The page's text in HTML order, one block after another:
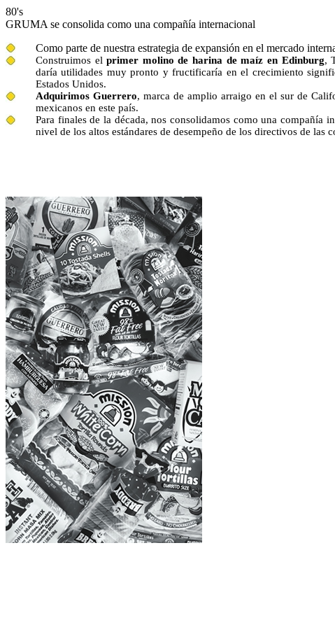
80's
GRUMA se consolida como una compañía internacional
Como parte de nuestra estrategia de expansión en el mercado
Construimos elprimer molino de harina de maíz en Edinburg,
daría utilidades muy pronto y fructificaría en el crecimiento
Estados Unidos.
Adquirimos Guerrero, marca de amplio arraigo en el sur de
mexicanos en este país.
Para finales de la década, nos consolidamos como una compañía
nivel de los altos estándares de desempeño de los directivos de las